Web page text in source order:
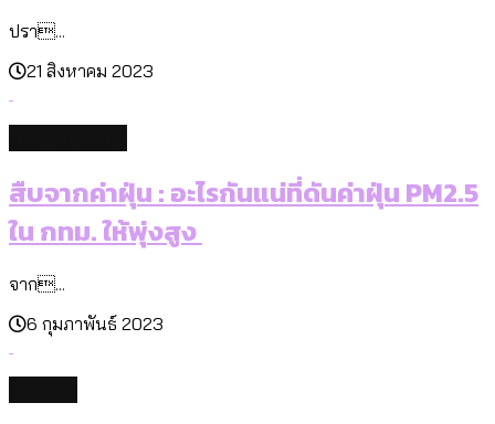
ปรา...
21 สิงหาคม 2023
สืบจากค่าฝุ่น : อะไรกันแน่ที่ดันค่าฝุ่น PM2.5
ใน กทม. ให้พุ่งสูง
จาก...
6 กุมภาพันธ์ 2023